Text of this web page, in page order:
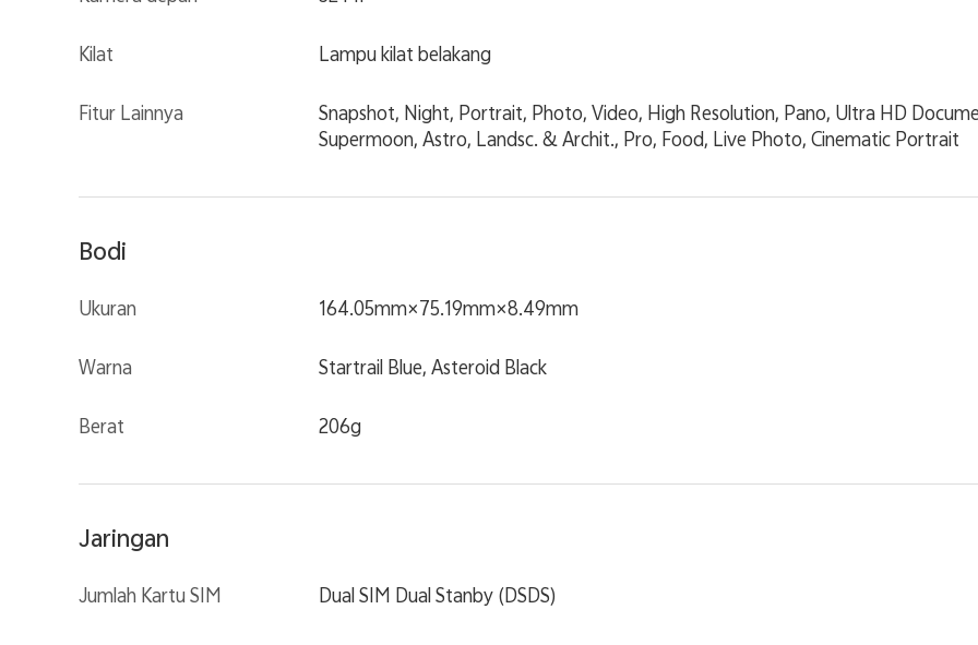
Kilat Lampu kilat belakang
Fitur Lainnya
Snapshot, Night, Portrait, Photo, Video, High Resolution, Pano, Ultra HD
Supermoon, Astro, Landsc. & Archit., Pro, Food, Live Photo, Cinematic Portrait
Bodi
Ukuran 164.05mm×75.19mm×8.49mm
Warna Startrail Blue, Asteroid Black
Berat 206g
Jaringan
Jumlah Kartu SIM Dual SIM Dual Stanby (DSDS)